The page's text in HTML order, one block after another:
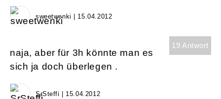
sweetwenki | 15.04.2012
19 Antwort
naja, aber für 3h könnte man es
sich ja doch überlegen .
SrSteffi | 15.04.2012